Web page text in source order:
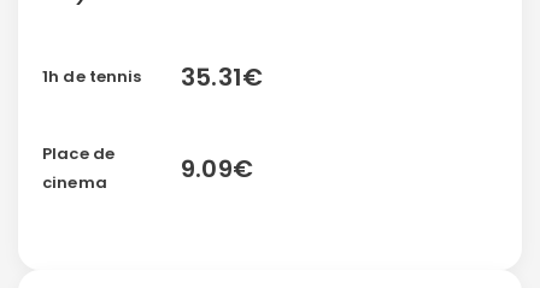
1h de tennis 35.31€
Place de
cinema
9.09€